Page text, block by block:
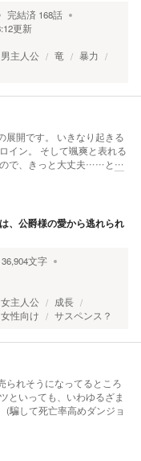
完結済 168話
更新
男主人公 竜
暴力
展開です。 いきなり起きる
イン。 そして颯爽と表れる
で、きっと大丈夫……と …
、公爵様の愛から逃れられ
36,904文字
女主人公
成長
女性向け サスペンス？
られそうになってるところ
といっても、いわゆるざま
騙して死亡率高めダンジョ